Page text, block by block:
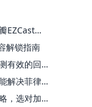
海外党必看：怎么在国外玩秦时明月卡牌版？附豆瓣EZCast地区限制破解法
解锁指南
在国外看不了央视影音电视剧怎么办呢？海外党亲测有效的回国加速方案
海外华人看国内电视剧总卡？选对回国加速器，还能解决菲律宾打不开反诈中心的问题
探花在比利时用不了怎么办？海外党追剧办事全攻略，选对加速器就够了